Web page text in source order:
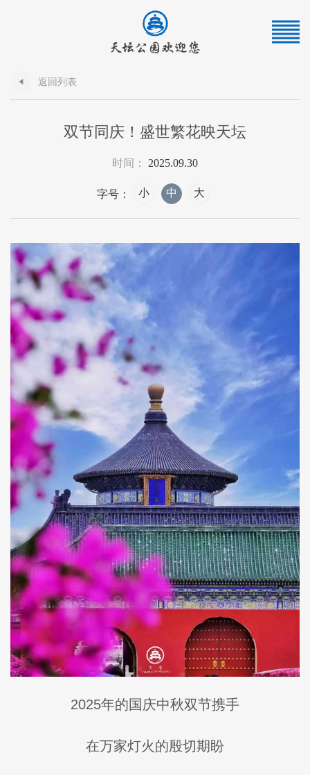
返回列表
双节同庆！盛世繁花映天坛
时间： 2025.09.30
字号： 小 中 大
2025年的国庆中秋双节携手
在万家灯火的殷切期盼